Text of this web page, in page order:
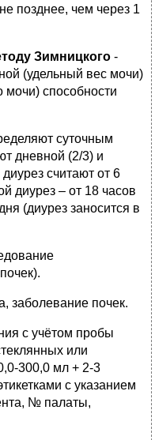
позднее, чем через 1
Зимницкого -
(удельный вес мочи)
мочи) способности
суточным
дневной (2/3) и
считают от 6
диурез – от 18 часов
(диурез заносится в
заболевание почек.
с учётом пробы
или
300,0 мл + 2-3
с указанием
№ палаты,